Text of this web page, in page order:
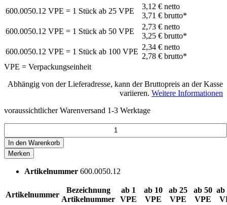
600.0050.12 VPE = 1 Stück ab 25 VPE
3,12 €netto
3,71 €brutto*
600.0050.12 VPE = 1 Stück ab 50 VPE
2,73 €netto
3,25 €brutto*
600.0050.12 VPE = 1 Stück ab 100 VPE
2,34 €netto
2,78 €brutto*
VPE = Verpackungseinheit
Abhängig von der Lieferadresse, kann der Bruttopreis an der Kasse
variieren. Weitere Informationen
voraussichtlicher Warenversand 1-3 Werktage
In den Warenkorb
Merken
Artikelnummer 600.0050.12
Artikelnummer
Bezeichnung
Artikelnummer
ab 1
VPE
ab 10
VPE
ab 25
VPE
ab 50
VPE
ab